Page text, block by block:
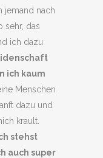
jemand nach
sehr, das
ich dazu
ich kaum
Menschen
dazu und
krault.
stehst
auch super